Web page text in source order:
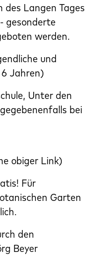
Langen Tages
gesonderte
werden.
und
Jahren)
Unter den
bei
obiger Link)
Für
Garten
den
Beyer